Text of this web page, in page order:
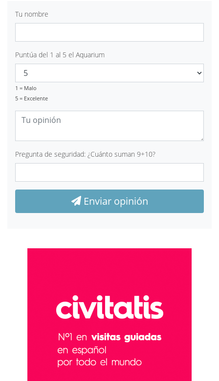
Tu nombre
Puntúa del 1 al 5 el Aquarium
1 = Malo
5 = Excelente
Pregunta de seguridad: ¿Cuánto suman 9+10?
Enviar opinión